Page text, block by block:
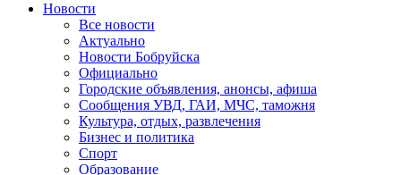
Новости
Все новости
Актуально
Новости Бобруйска
Официально
Городские объявления, анонсы, афиша
Сообщения УВД, ГАИ, МЧС, таможня
Культура, отдых, развлечения
Бизнес и политика
Спорт
Образование